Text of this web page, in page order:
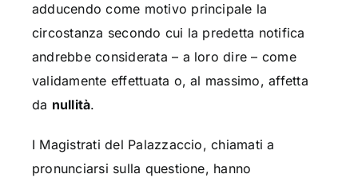
adducendo come motivo principale la
circostanza secondo cui la predetta notifica
andrebbe considerata – a loro dire – come
validamente effettuata o, al massimo, affetta
da nullità.
I Magistrati del Palazzaccio, chiamati a
pronunciarsi sulla questione, hanno